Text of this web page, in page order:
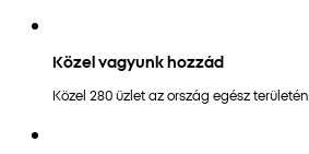
Közel vagyunk hozzád
Közel 280 üzlet az ország egész területén.